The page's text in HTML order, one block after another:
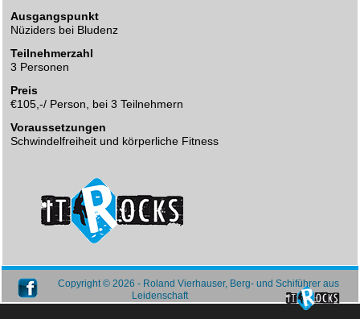
Ausgangspunkt
Nüziders bei Bludenz
Teilnehmerzahl
3 Personen
Preis
€105,-/ Person, bei 3 Teilnehmern
Voraussetzungen
Schwindelfreiheit und körperliche Fitness
Copyright © 2026 - Roland Vierhauser, Berg- und Schiführer aus
Leidenschaft